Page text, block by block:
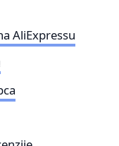
AliExpressu